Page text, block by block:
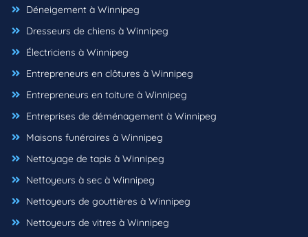
Déneigement à Winnipeg
Dresseurs de chiens à Winnipeg
Électriciens à Winnipeg
Entrepreneurs en clôtures à Winnipeg
Entrepreneurs en toiture à Winnipeg
Entreprises de déménagement à Winnipeg
Maisons funéraires à Winnipeg
Nettoyage de tapis à Winnipeg
Nettoyeurs à sec à Winnipeg
Nettoyeurs de gouttières à Winnipeg
Nettoyeurs de vitres à Winnipeg